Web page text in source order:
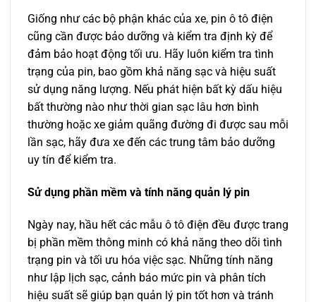
Giống như các bộ phận khác của xe, pin ô tô điện
cũng cần được bảo dưỡng và kiểm tra định kỳ để
đảm bảo hoạt động tối ưu. Hãy luôn kiểm tra tình
trạng của pin, bao gồm khả năng sạc và hiệu suất
sử dụng năng lượng. Nếu phát hiện bất kỳ dấu hiệu
bất thường nào như thời gian sạc lâu hơn bình
thường hoặc xe giảm quãng đường đi được sau mỗi
lần sạc, hãy đưa xe đến các trung tâm bảo dưỡng
uy tín để kiểm tra.
Sử dụng phần mềm và tính năng quản lý pin
Ngày nay, hầu hết các mẫu ô tô điện đều được trang
bị phần mềm thông minh có khả năng theo dõi tình
trạng pin và tối ưu hóa việc sạc. Những tính năng
như lập lịch sạc, cảnh báo mức pin và phân tích
hiệu suất sẽ giúp bạn quản lý pin tốt hơn và tránh